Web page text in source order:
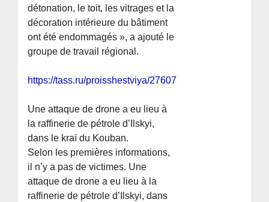
détonation, le toit, les vitrages et la
décoration intérieure du bâtiment
ont été endommagés », a ajouté le
groupe de travail régional.
https://tass.ru/proisshestviya/27607717
Une attaque de drone a eu lieu à
la raffinerie de pétrole d’Ilskyi,
dans le kraï du Kouban.
Selon les premières informations,
il n’y a pas de victimes. Une
attaque de drone a eu lieu à la
raffinerie de pétrole d’Ilskyi, dans